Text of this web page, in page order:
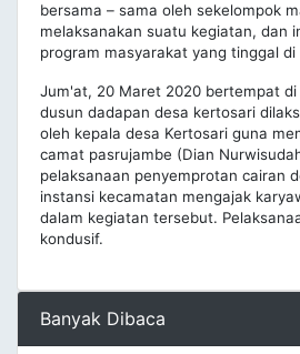
bersama – sama oleh sekelompok
melaksanakan suatu kegiatan, dan
program masyarakat yang tinggal
Jum'at, 20 Maret 2020 bertempat di
dusun dadapan desa kertosari
oleh kepala desa Kertosari guna
camat pasrujambe (Dian
pelaksanaan penyemprotan cairan
instansi kecamatan mengajak
dalam kegiatan tersebut.
kondusif.
Banyak Dibaca